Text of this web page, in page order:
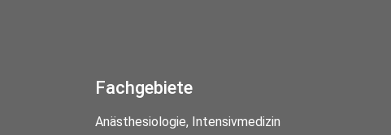
Fachgebiete
Anästhesiologie, Intensivmedizin